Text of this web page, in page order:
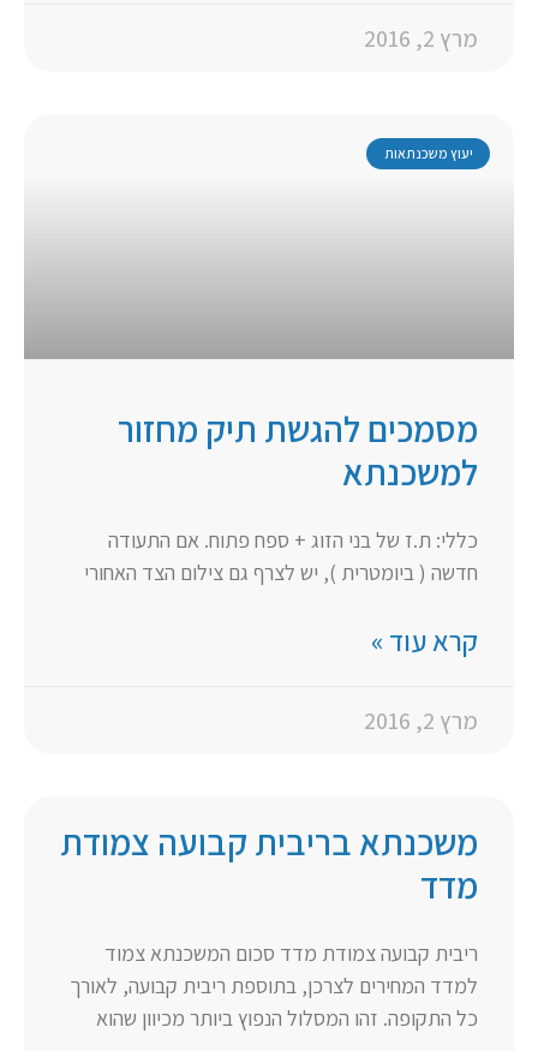
מרץ 2, 2016
יעוץ משכנתאות
מסמכים להגשת תיק מחזור
למשכנתא
כללי: ת.ז של בני הזוג + ספח פתוח. אם התעודה
חדשה ( ביומטרית ), יש לצרף גם צילום הצד האחורי
קרא עוד »
מרץ 2, 2016
משכנתא בריבית קבועה צמודת
מדד
ריבית קבועה צמודת מדד סכום המשכנתא צמוד
למדד המחירים לצרכן, בתוספת ריבית קבועה, לאורך
כל התקופה. זהו המסלול הנפוץ ביותר מכיוון שהוא